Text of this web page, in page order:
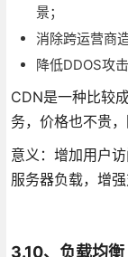
景；
消除跨运营商
降低DDOS攻
CDN是一种比较
务，价格也不贵
意义：增加用户
服务器负载，增强
3.10、负载均衡